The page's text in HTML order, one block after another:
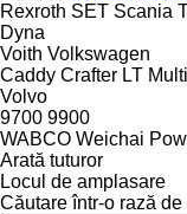
Rexroth SET Scania
Dyna
Voith Volkswagen
Caddy Crafter LT
Volvo
9700 9900
WABCO Weichai
Arată tuturor
Locul de amplasare
Căutare într-o rază de